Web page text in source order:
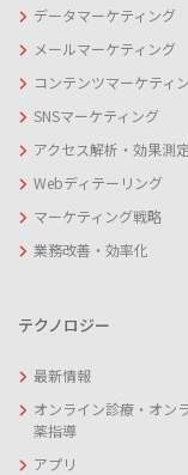
データマーケティング
メールマーケティング
コンテンツマーケティ
SNSマーケティング
アクセス解析・効果測定
Webディテーリング
マーケティング戦略
業務改善・効率化
テクノロジー
最新情報
オンライン診療・オン
薬指導
アプリ